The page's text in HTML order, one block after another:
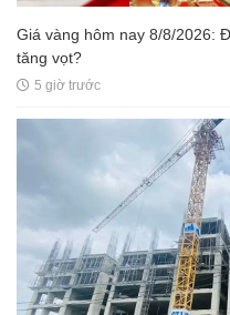
Giá vàng hôm nay 8/8/2026:
tăng vọt?
5 giờ trước